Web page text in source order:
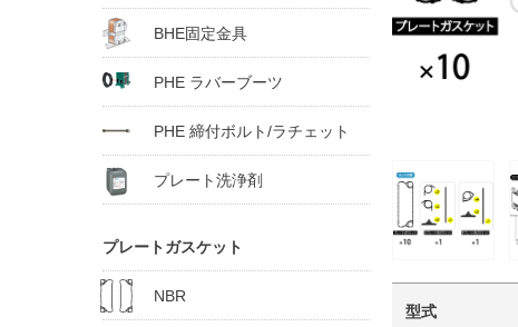
型式
BHE固定金具
PHE ラバーブーツ
PHE 締付ボルト/ラチェット
プレート洗浄剤
プレートガスケット
NBR